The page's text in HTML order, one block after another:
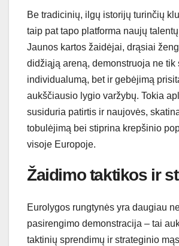
Be tradicinių, ilgų istorijų turinčių
taip pat tapo platforma naujų
Jaunos kartos žaidėjai, drąsiai
didžiąją areną, demonstruoja ne tik
individualumą, bet ir gebėjimą
aukščiausio lygio varžybų. Tokia
susiduria patirtis ir naujovės,
tobulėjimą bei stiprina krepšinio
visoje Europoje.
Žaidimo taktikos ir
Eurolygos rungtynės yra daugiau
pasirengimo demonstracija – tai
taktinių sprendimų ir strateginio